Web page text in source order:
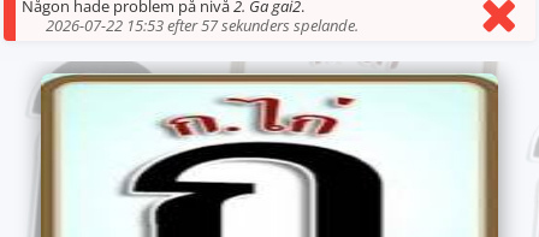
Någon hade problem på nivå2. Ga gai2.
2026-07-22 15:53 efter 57 sekunders spelande.